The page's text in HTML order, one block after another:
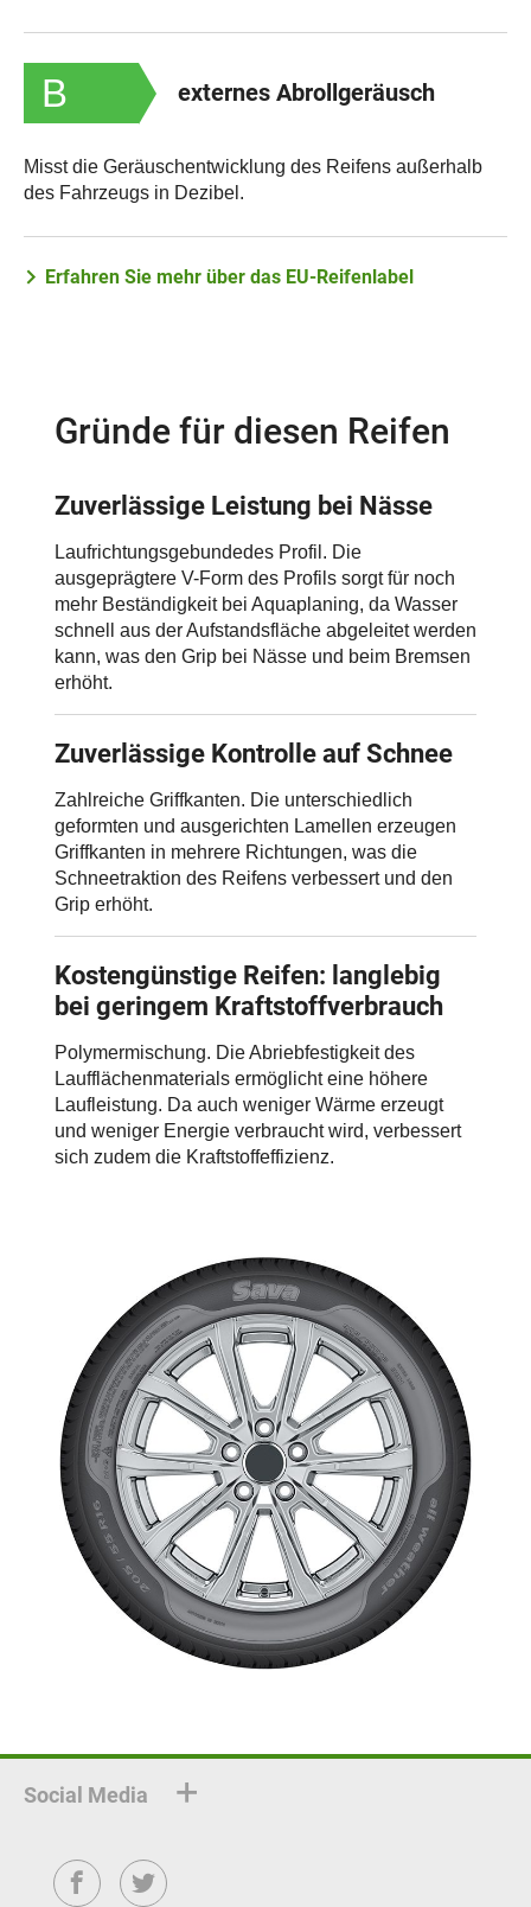
B externes Abrollgeräusch
Misst die Geräuschentwicklung des Reifens außerhalb
des Fahrzeugs in Dezibel.
Erfahren Sie mehr über das EU-Reifenlabel
Gründe für diesen Reifen
Zuverlässige Leistung bei Nässe
Laufrichtungsgebundedes Profil. Die
ausgeprägtere V-Form des Profils sorgt für noch
mehr Beständigkeit bei Aquaplaning, da Wasser
schnell aus der Aufstandsfläche abgeleitet werden
kann, was den Grip bei Nässe und beim Bremsen
erhöht.
Zuverlässige Kontrolle auf Schnee
Zahlreiche Griffkanten. Die unterschiedlich
geformten und ausgerichten Lamellen erzeugen
Griffkanten in mehrere Richtungen, was die
Schneetraktion des Reifens verbessert und den
Grip erhöht.
Kostengünstige Reifen: langlebig
bei geringem Kraftstoffverbrauch
Polymermischung. Die Abriebfestigkeit des
Laufflächenmaterials ermöglicht eine höhere
Laufleistung. Da auch weniger Wärme erzeugt
und weniger Energie verbraucht wird, verbessert
sich zudem die Kraftstoffeffizienz.
Social Media
FacebookTwitter